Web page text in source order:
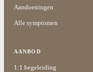
Aandoeningen
Alle symptomen
AANBOD
1:1 begeleiding